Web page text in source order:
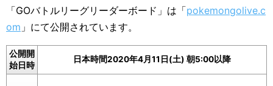
「GOバトルリーグリーダーボード」は「pokemongolive.c
om 」にて公開されています。
公開開
始日時
日本時間2020年4月11日(土) 朝5:00以降